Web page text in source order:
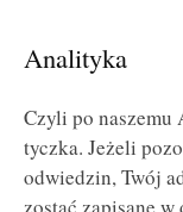
Analityka
Czyli po
tyczka. Jeżeli
odwiedzin, Twój